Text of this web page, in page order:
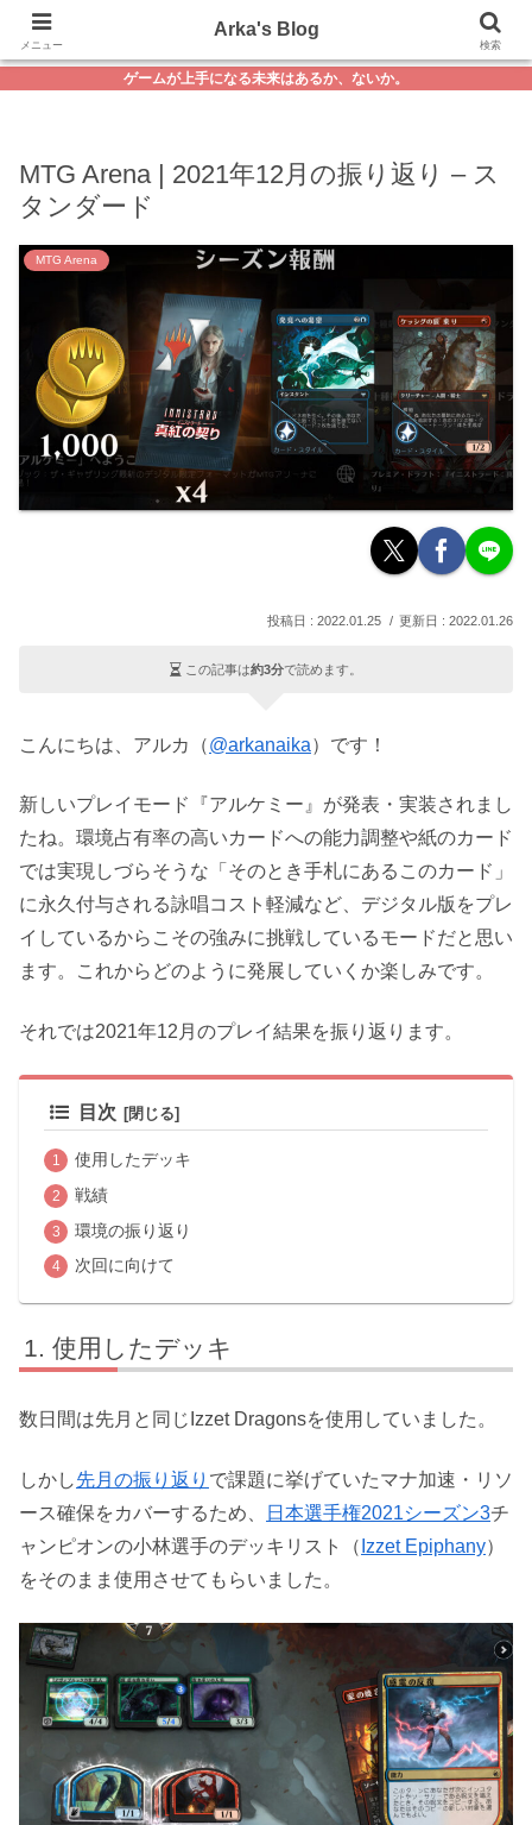
ゲームが上手になる未来はあるか、ないか。
MTG Arena | 2021年12月の振り返り – ス
タンダード
MTG Arena
2022.01.25 2022.01.26
この記事は約3分で読めます。
こんにちは、アルカ（@arkanaika）です！
新しいプレイモード『アルケミー』が発表・実装されまし
たね。環境占有率の高いカードへの能力調整や紙のカード
では実現しづらそうな「そのとき手札にあるこのカード」
に永久付与される詠唱コスト軽減など、デジタル版をプレ
イしているからこその強みに挑戦しているモードだと思い
ます。これからどのように発展していくか楽しみです。
それでは2021年12月のプレイ結果を振り返ります。
目次
使用したデッキ
戦績
環境の振り返り
次回に向けて
使用したデッキ
数日間は先月と同じIzzet Dragonsを使用していました。
しかし先月の振り返り で課題に挙げていたマナ加速・リソ
ース確保をカバーするため、
日本選手権2021シーズン3チ
ャンピオンの小林選手のデッキリスト（ Izzet Epiphany）
をそのまま使用させてもらいました。
メニュー
Arka's Blog
検索